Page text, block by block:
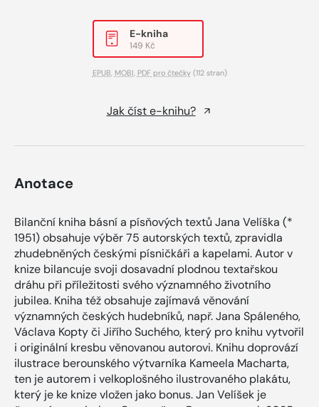
E-kniha
149 Kč
EPUB, MOBI, PDF pro čtečky(112 stran)
Jak číst e-knihu?
Anotace
Bilanční kniha básní a písňových textů Jana Velíška (*
1951) obsahuje výběr 75 autorských textů, zpravidla
zhudebněných českými písničkáři a kapelami. Autor v
knize bilancuje svoji dosavadní plodnou textařskou
dráhu při příležitosti svého významného životního
jubilea. Kniha též obsahuje zajímavá věnování
významných českých hudebníků, např. Jana Spáleného,
Václava Kopty či Jiřího Suchého, který pro knihu vytvořil
i originální kresbu věnovanou autorovi. Knihu doprovází
ilustrace berounského výtvarníka Kameela Macharta,
ten je autorem i velkoplošného ilustrovaného plakátu,
který je ke knize vložen jako bonus. Jan Velíšek je